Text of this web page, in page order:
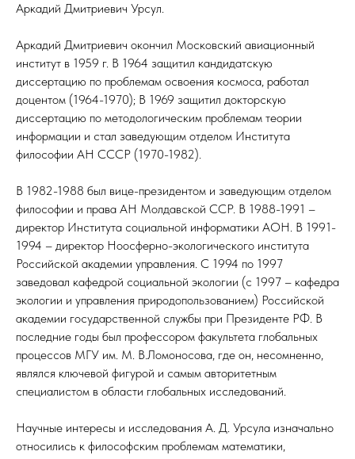
Аркадий Дмитриевич Урсул.
Аркадий Дмитриевич окончил Московский авиационный
институт в 1959 г. В 1964 защитил кандидатскую
диссертацию по проблемам освоения космоса, работал
доцентом (1964-1970); В 1969 защитил докторскую
диссертацию по методологическим проблемам теории
информации и стал заведующим отделом Института
философии АН СССР (1970-1982).
В 1982-1988 был вице-президентом и заведующим отделом
философии и права АН Молдавской ССР. В 1988-1991 –
директор Института социальной информатики АОН. В 1991-
1994 – директор Ноосферно-экологического института
Российской академии управления. С 1994 по 1997
заведовал кафедрой социальной экологии (с 1997 – кафедра
экологии и управления природопользованием) Российской
академии государственной службы при Президенте РФ. В
последние годы был профессором факультета глобальных
процессов МГУ им. М. В.Ломоносова, где он, несомненно,
являлся ключевой фигурой и самым авторитетным
специалистом в области глобальных исследований.
Научные интересы и исследования А. Д. Урсула изначально
относились к философским проблемам математики,